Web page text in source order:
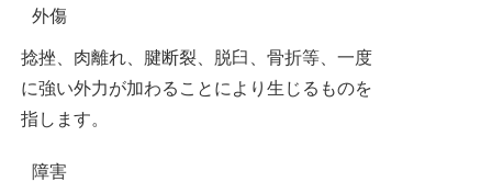
外傷
捻挫、肉離れ、腱断裂、脱臼、骨折等、一度
に強い外力が加わることにより生じるものを
指します。
障害